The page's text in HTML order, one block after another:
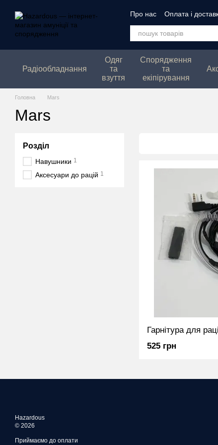
Про нас Оплата і
Політика
Радіообладнання
Одяг
та
взуття
Спорядження
та
екіпірування
Головна Mars
Mars
525 грн
Розділ
Навушники 1
Аксесуари до рацій 1
Hazardous
© 2026
Приймаємо до оплати